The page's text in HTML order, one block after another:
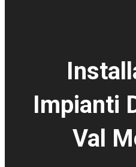
Impianti
Val